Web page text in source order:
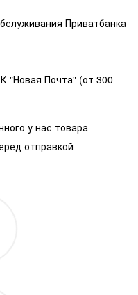
Приватбанка
"Новая Почта" (от 300
у нас товара
отправкой